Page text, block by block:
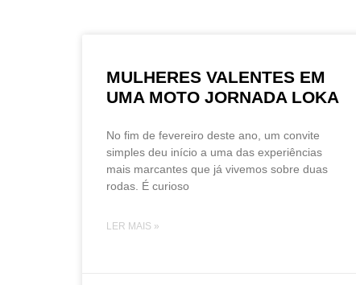
MULHERES VALENTES EM
UMA MOTO JORNADA LOKA
No fim de fevereiro deste ano, um convite
simples deu início a uma das experiências
mais marcantes que já vivemos sobre duas
rodas. É curioso
LER MAIS »